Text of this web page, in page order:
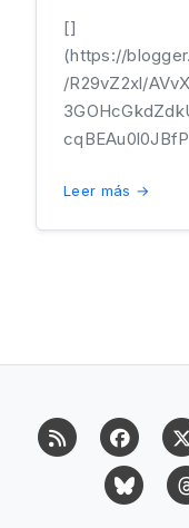
[]
(https://
/R29vZ2xl/
Leer más →
RSS